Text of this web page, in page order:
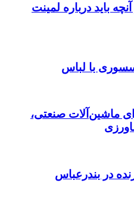
باید درباره لمینت
با لباس
ماشین‌آلات صنعتی،
در بندرعباس